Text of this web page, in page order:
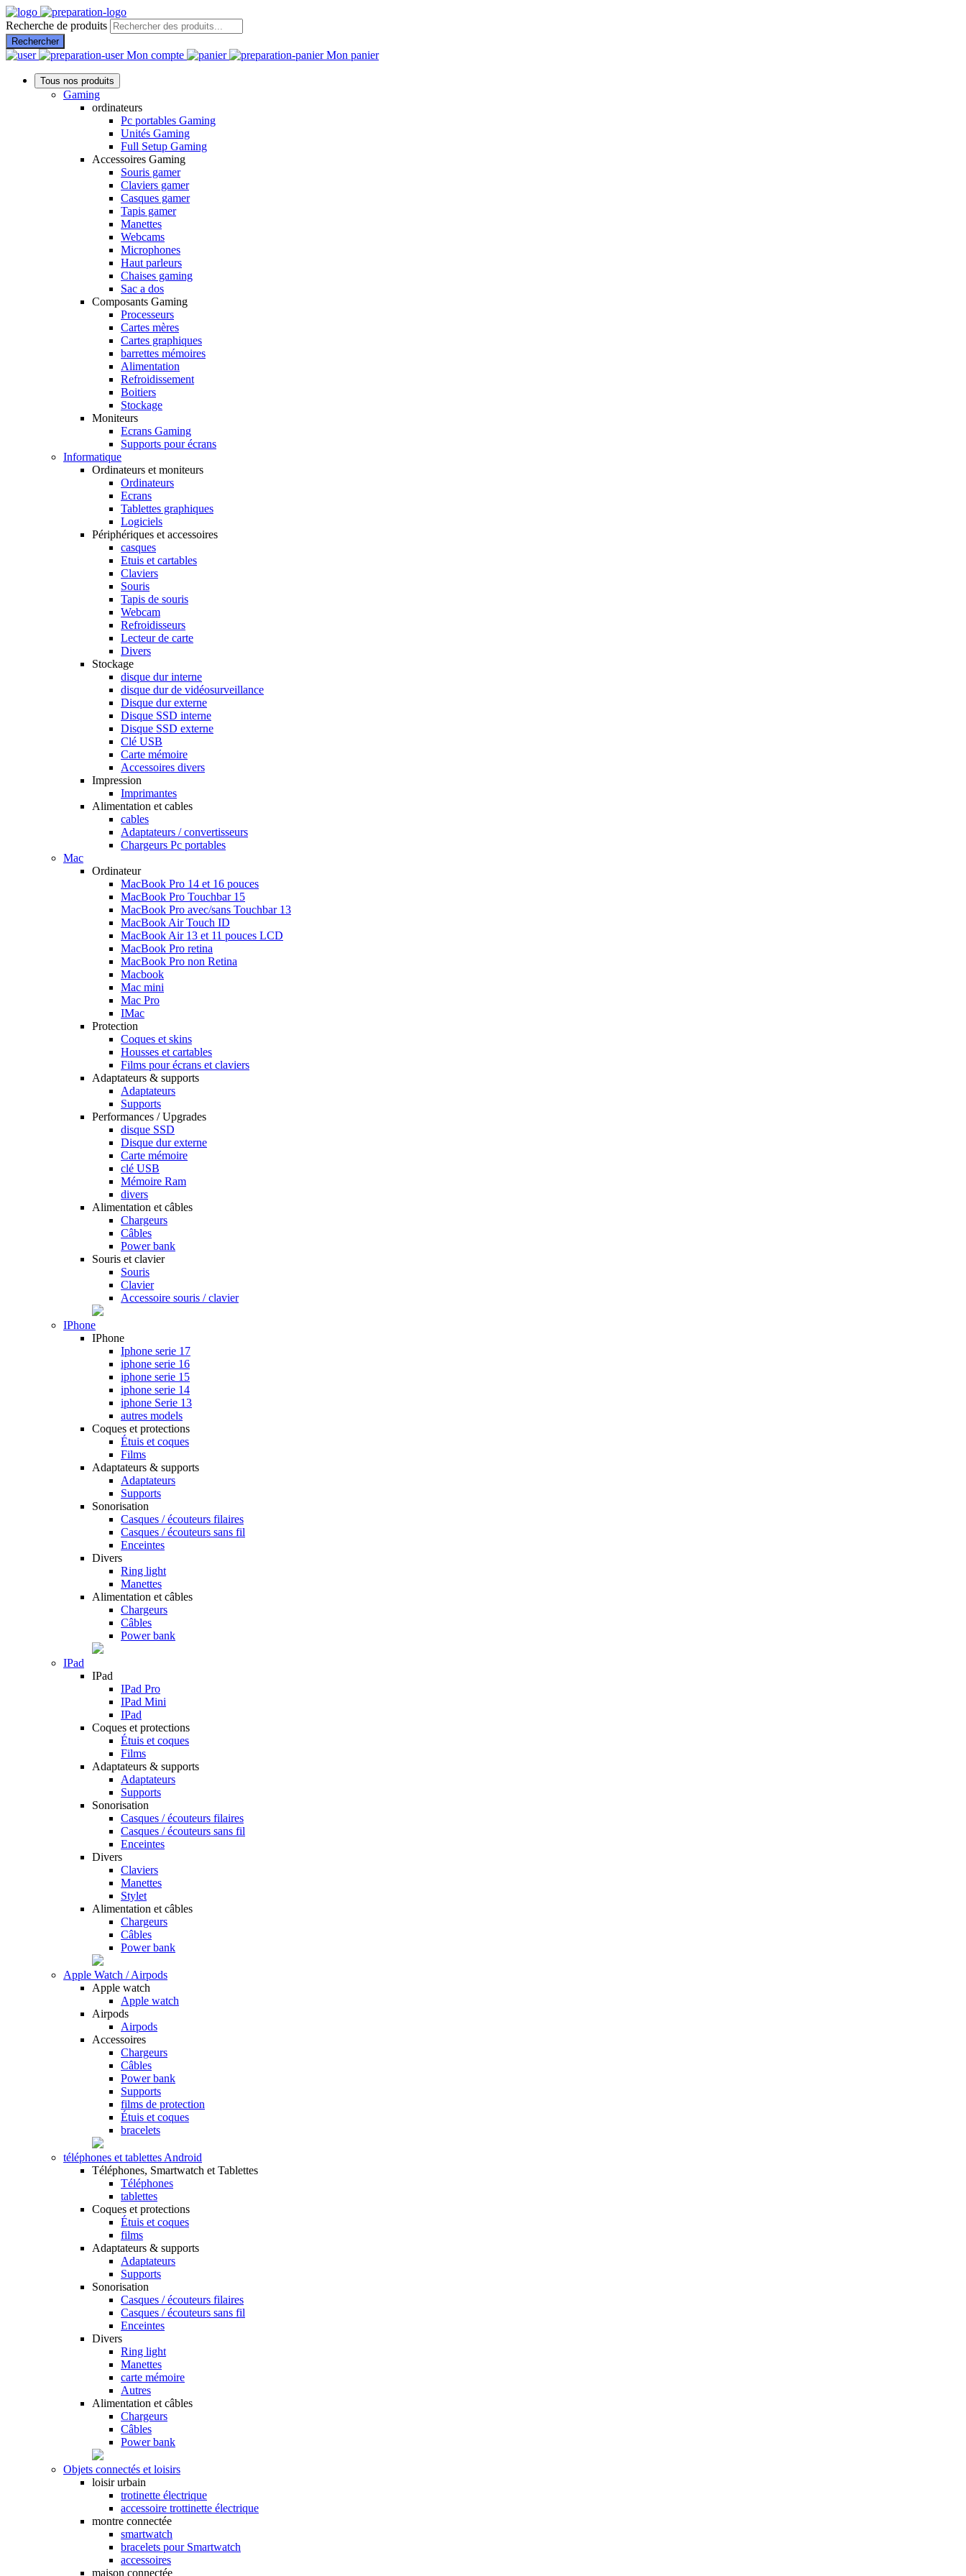
Recherche de produits
Rechercher
Mon compte Mon panier
Tous nos produits
Gaming
ordinateurs
Pc portables Gaming
Unités Gaming
Full Setup Gaming
Accessoires Gaming
Souris gamer
Claviers gamer
Casques gamer
Tapis gamer
Manettes
Webcams
Microphones
Haut parleurs
Chaises gaming
Sac a dos
Composants Gaming
Processeurs
Cartes mères
Cartes graphiques
barrettes mémoires
Alimentation
Refroidissement
Boitiers
Stockage
Moniteurs
Ecrans Gaming
Supports pour écrans
Informatique
Ordinateurs et moniteurs
Ordinateurs
Ecrans
Tablettes graphiques
Logiciels
Périphériques et accessoires
casques
Etuis et cartables
Claviers
Souris
Tapis de souris
Webcam
Refroidisseurs
Lecteur de carte
Divers
Stockage
disque dur interne
disque dur de vidéosurveillance
Disque dur externe
Disque SSD interne
Disque SSD externe
Clé USB
Carte mémoire
Accessoires divers
Impression
Imprimantes
Alimentation et cables
cables
Adaptateurs / convertisseurs
Chargeurs Pc portables
Mac
Ordinateur
MacBook Pro 14 et 16 pouces
MacBook Pro Touchbar 15
MacBook Pro avec/sans Touchbar 13
MacBook Air Touch ID
MacBook Air 13 et 11 pouces LCD
MacBook Pro retina
MacBook Pro non Retina
Macbook
Mac mini
Mac Pro
IMac
Protection
Coques et skins
Housses et cartables
Films pour écrans et claviers
Adaptateurs & supports
Adaptateurs
Supports
Performances / Upgrades
disque SSD
Disque dur externe
Carte mémoire
clé USB
Mémoire Ram
divers
Alimentation et câbles
Chargeurs
Câbles
Power bank
Souris et clavier
Souris
Clavier
Accessoire souris / clavier
IPhone
IPhone
Iphone serie 17
iphone serie 16
iphone serie 15
iphone serie 14
iphone Serie 13
autres models
Coques et protections
Étuis et coques
Films
Adaptateurs & supports
Adaptateurs
Supports
Sonorisation
Casques / écouteurs filaires
Casques / écouteurs sans fil
Enceintes
Divers
Ring light
Manettes
Alimentation et câbles
Chargeurs
Câbles
Power bank
IPad
IPad
IPad Pro
IPad Mini
IPad
Coques et protections
Étuis et coques
Films
Adaptateurs & supports
Adaptateurs
Supports
Sonorisation
Casques / écouteurs filaires
Casques / écouteurs sans fil
Enceintes
Divers
Claviers
Manettes
Stylet
Alimentation et câbles
Chargeurs
Câbles
Power bank
Apple Watch / Airpods
Apple watch
Apple watch
Airpods
Airpods
Accessoires
Chargeurs
Câbles
Power bank
Supports
films de protection
Étuis et coques
bracelets
téléphones et tablettes Android
Téléphones, Smartwatch et Tablettes
Téléphones
tablettes
Coques et protections
Étuis et coques
films
Adaptateurs & supports
Adaptateurs
Supports
Sonorisation
Casques / écouteurs filaires
Casques / écouteurs sans fil
Enceintes
Divers
Ring light
Manettes
carte mémoire
Autres
Alimentation et câbles
Chargeurs
Câbles
Power bank
Objets connectés et loisirs
loisir urbain
trotinette électrique
accessoire trottinette électrique
montre connectée
smartwatch
bracelets pour Smartwatch
accessoires
maison connectée